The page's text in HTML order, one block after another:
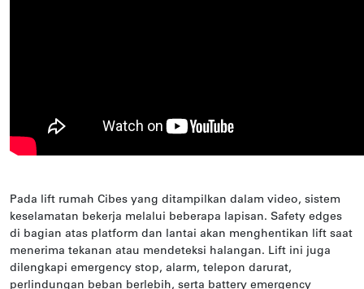
Pada lift rumah Cibes yang ditampilkan dalam video, sistem
keselamatan bekerja melalui beberapa lapisan. Safety edges
di bagian atas platform dan lantai akan menghentikan lift saat
menerima tekanan atau mendeteksi halangan. Lift ini juga
dilengkapi emergency stop, alarm, telepon darurat,
perlindungan beban berlebih, serta battery emergency